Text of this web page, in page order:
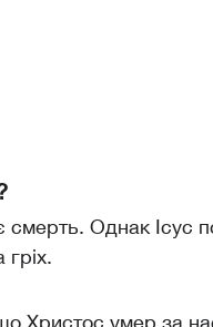
смерть. Однак Ісус
Христос умер за